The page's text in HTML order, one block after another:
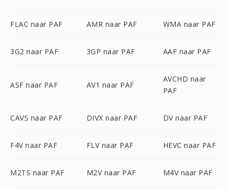
FLAC naar PAF AMR naar PAF WMA naar PAF
3G2 naar PAF 3GP naar PAF AAF naar PAF
ASF naar PAF AV1 naar PAF
AVCHD naar
PAF
CAVS naar PAF DIVX naar PAF DV naar PAF
F4V naar PAF FLV naar PAF HEVC naar PAF
M2TS naar PAF M2V naar PAF M4V naar PAF